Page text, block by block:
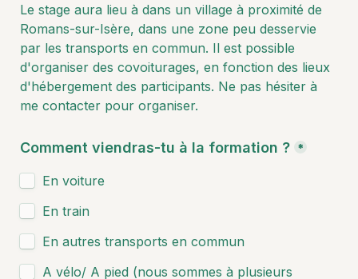
Le stage aura lieu à dans un village à proximité de
Romans-sur-Isère, dans une zone peu desservie
par les transports en commun. Il est possible
d'organiser des covoiturages, en fonction des lieux
d'hébergement des participants. Ne pas hésiter à
me contacter pour organiser.
Comment viendras-tu à la formation ? *
En voiture
En train
En autres transports en commun
A vélo/ A pied (nous sommes à plusieurs